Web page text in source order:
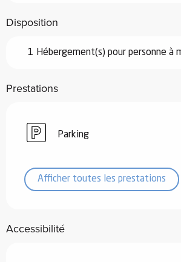
Disposition
1 Hébergement(s) pour personne à
Prestations
Parking
Afficher toutes les prestations
Accessibilité